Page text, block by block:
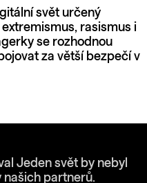
svět určený
rasismus i
se rozhodnou
za větší bezpečí v
Jeden svět by nebyl
našich partnerů.